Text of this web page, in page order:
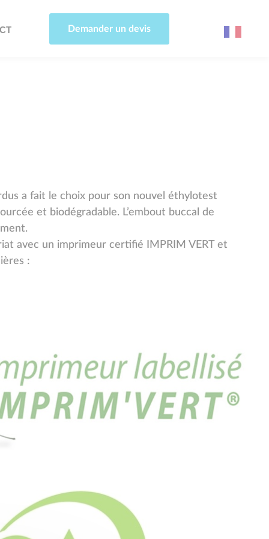
Demander un devis
a fait le choix pour son nouvel éthylotest
et biodégradable. L’embout buccal de
avec un imprimeur certifié IMPRIM VERT et
: